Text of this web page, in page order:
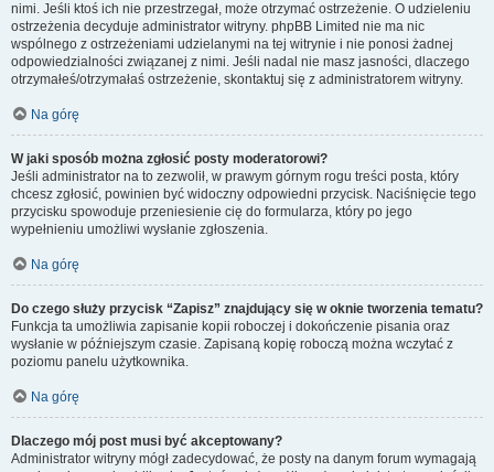
nimi. Jeśli ktoś ich nie przestrzegał, może otrzymać ostrzeżenie. O udzieleniu
ostrzeżenia decyduje administrator witryny. phpBB Limited nie ma nic
wspólnego z ostrzeżeniami udzielanymi na tej witrynie i nie ponosi żadnej
odpowiedzialności związanej z nimi. Jeśli nadal nie masz jasności, dlaczego
otrzymałeś/otrzymałaś ostrzeżenie, skontaktuj się z administratorem witryny.
Na górę
W jaki sposób można zgłosić posty moderatorowi?
Jeśli administrator na to zezwolił, w prawym górnym rogu treści posta, który
chcesz zgłosić, powinien być widoczny odpowiedni przycisk. Naciśnięcie tego
przycisku spowoduje przeniesienie cię do formularza, który po jego
wypełnieniu umożliwi wysłanie zgłoszenia.
Na górę
Do czego służy przycisk “Zapisz” znajdujący się w oknie tworzenia tematu?
Funkcja ta umożliwia zapisanie kopii roboczej i dokończenie pisania oraz
wysłanie w późniejszym czasie. Zapisaną kopię roboczą można wczytać z
poziomu panelu użytkownika.
Na górę
Dlaczego mój post musi być akceptowany?
Administrator witryny mógł zadecydować, że posty na danym forum wymagają